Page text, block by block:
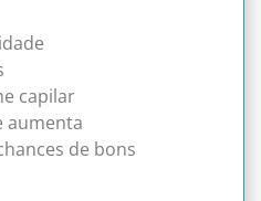
capilar
aumenta
de bons